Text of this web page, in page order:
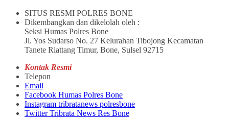
SITUS RESMI POLRES BONE
Dikembangkan dan dikelolah oleh :
Seksi Humas Polres Bone
Jl. Yos Sudarso No. 27 Kelurahan Tibojong Kecamatan
Tanete Riattang Timur, Bone, Sulsel 92715
Kontak Resmi
Telepon
Email
Facebook Humas Polres Bone
Instagram tribratanews polresbone
Twitter Tribrata News Res Bone